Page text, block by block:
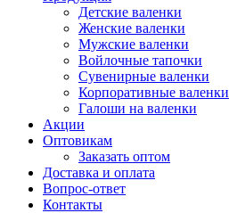
Детские валенки
Женские валенки
Мужские валенки
Войлочные тапочки
Сувенирные валенки
Корпоративные валенки
Галоши на валенки
Акции
Оптовикам
Заказать оптом
Доставка и оплата
Вопрос-ответ
Контакты